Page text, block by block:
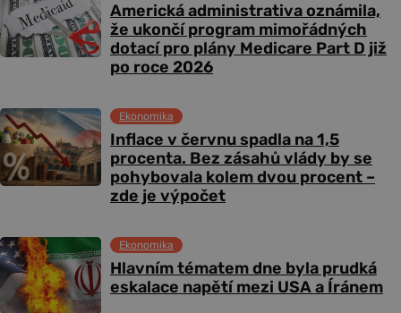
Americká administrativa oznámila,
že ukončí program mimořádných
dotací pro plány Medicare Part D již
po roce 2026
Inflace v červnu spadla na 1,5
procenta. Bez zásahů vlády by se
pohybovala kolem dvou procent –
zde je výpočet
Ekonomika
Hlavním tématem dne byla prudká
eskalace napětí mezi USA a Íránem
Ekonomika